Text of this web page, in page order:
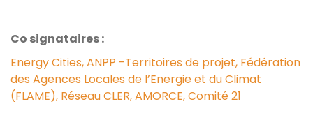
Co signataires :
Energy Cities,ANPP -Territoires de projet, Fédération
des Agences Locales de l’Energie et du Climat
(FLAME), Réseau CLER,AMORCE,Comité 21